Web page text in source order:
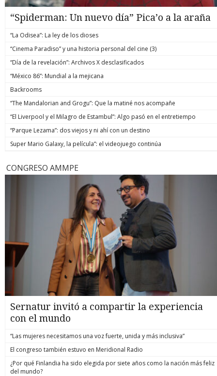
“Spiderman: Un nuevo día” Pica’o a la araña
“La Odisea”: La ley de los dioses
“Cinema Paradiso” y una historia personal del cine (3)
“Día de la revelación”: Archivos X desclasificados
“México 86”: Mundial a la mejicana
Backrooms
“The Mandalorian and Grogu”: Que la matiné nos acompañe
“El Liverpool y el Milagro de Estambul”: Algo pasó en el entretiempo
“Parque Lezama”: dos viejos y ni ahí con un destino
Super Mario Galaxy, la película”: el videojuego continúa
CONGRESO AMMPE
Sernatur invitó a compartir la experiencia
con el mundo
“Las mujeres necesitamos una voz fuerte, unida y más inclusiva”
El congreso también estuvo en Meridional Radio
¿Por qué Finlandia ha sido elegida por siete años como la nación más feliz
del mundo?